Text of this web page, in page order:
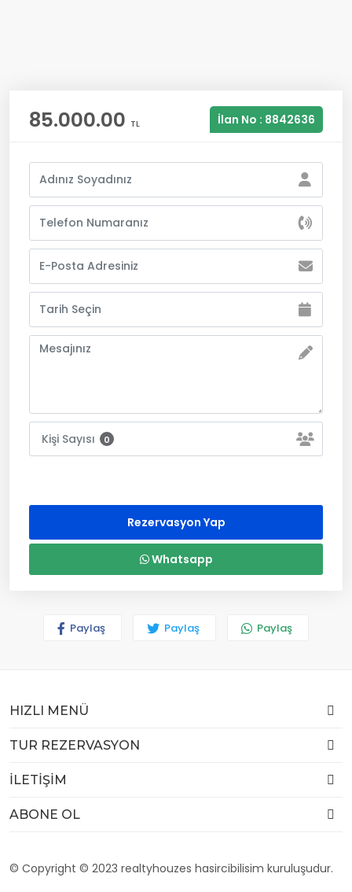
85.000.00 TL İlan No : 8842636
Kişi Sayısı 0
Rezervasyon Yap
Whatsapp
Paylaş Paylaş Paylaş
HIZLI MENÜ
TUR REZERVASYON
İLETİŞİM
ABONE OL
© Copyright © 2023 realtyhouzes hasircibilisim kuruluşudur.